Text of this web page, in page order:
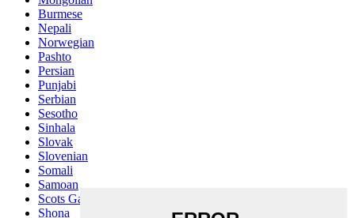
Burmese
Nepali
Norwegian
Pashto
Persian
Punjabi
Serbian
Sesotho
Sinhala
Slovak
Slovenian
Somali
Samoan
Scots Gaelic
Shona